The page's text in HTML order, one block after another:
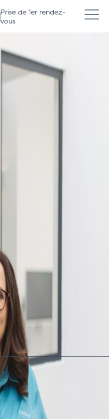
Prise de 1er rendez-
vous